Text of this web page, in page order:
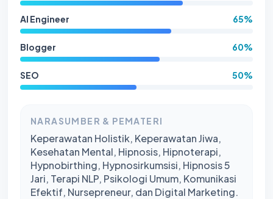
AI Engineer 65%
Blogger 60%
SEO 50%
NARASUMBER & PEMATERI
Keperawatan Holistik, Keperawatan Jiwa,
Kesehatan Mental, Hipnosis, Hipnoterapi,
Hypnobirthing, Hypnosirkumsisi, Hipnosis 5
Jari, Terapi NLP, Psikologi Umum, Komunikasi
Efektif, Nursepreneur, dan Digital Marketing.